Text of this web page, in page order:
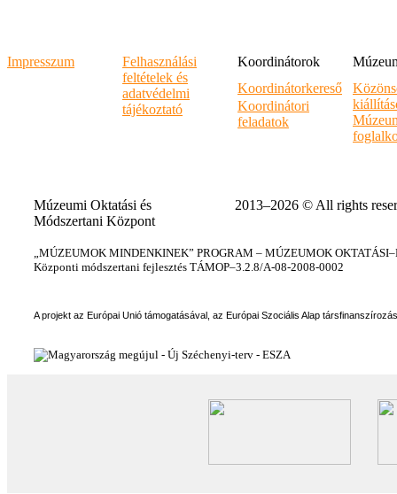
Impresszum
Felhasználási
feltételek és
adatvédelmi
tájékoztató
Koordinátorok
Koordinátorkereső
Koordinátori
feladatok
Múzeumi Oktatási és
Módszertani Központ
2013–2026 © All rights
„MÚZEUMOK MINDENKINEK” PROGRAM – MÚZEUMOK
Központi módszertani fejlesztés TÁMOP–3.2.8/A-08-2008-0002
A projekt az Európai Unió támogatásával, az Európai Szociális Alap